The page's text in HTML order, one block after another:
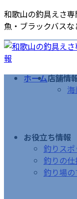
コ
ン
テ
ン
ツ
へ
ナ
ビ
ゲ
ー
シ
ョ
和歌山の釣具えさ
魚・ブラックバス
ホーム店舗情
お役立ち情報
釣りスポ
釣りの
釣り場